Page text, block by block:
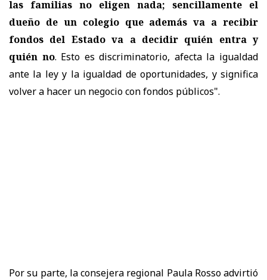
las familias no eligen nada; sencillamente el
dueño de un colegio que además va a recibir
fondos del Estado va a decidir quién entra y
quién no. Esto es discriminatorio, afecta la igualdad
ante la ley y la igualdad de oportunidades, y significa
volver a hacer un negocio con fondos públicos".
Por su parte, la consejera regional Paula Rosso advirtió